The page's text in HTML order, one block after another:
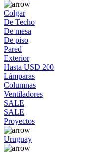
Colgar
De Techo
De mesa
De piso
Pared
Exterior
Hasta USD 200
Lámparas
Columnas
Ventiladores
SALE
SALE
Proyectos
Uruguay